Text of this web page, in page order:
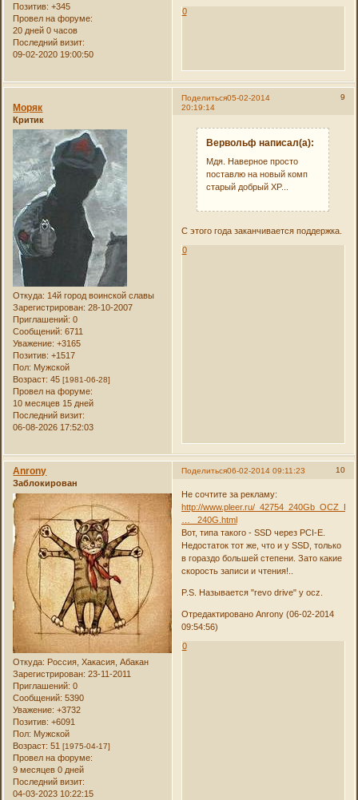
Позитив: +345
Провел на форуме:
20 дней 0 часов
Последний визит:
09-02-2020 19:00:50
0
Поделиться 9
05-02-2014
20:19:14
Моряк
Критик
Откуда: 14й город воинской славы
Зарегистрирован: 28-10-2007
Приглашений: 0
Сообщений: 6711
Уважение: +3165
Позитив: +1517
Пол: Мужской
Возраст: 45[1981-06-28]
Провел на форуме:
10 месяцев 15 дней
Последний визит:
06-08-2026 17:52:03
Вервольф написал(а):
Мдя. Наверное просто
поставлю на новый комп
старый добрый XP...
С этого года заканчивается поддержка.
0
Поделиться 10
06-02-2014 09:11:23
Anrony
Заблокирован
Откуда: Россия, Хакасия, Абакан
Зарегистрирован: 23-11-2011
Приглашений: 0
Сообщений: 5390
Уважение: +3732
Позитив: +6091
Пол: Мужской
Возраст: 51[1975-04-17]
Провел на форуме:
9 месяцев 0 дней
Последний визит:
04-03-2023 10:22:15
Не сочтите за рекламу:
http://www.pleer.ru/_42754_240Gb_OCZ_Re
… _240G.html
Вот, типа такого - SSD через PCI-E.
Недостаток тот же, что и у SSD, только
в гораздо большей степени. Зато какие
скорость записи и чтения!..
P.S. Называется "revo drive" у ocz.
Отредактировано Anrony (06-02-2014
09:54:56)
0